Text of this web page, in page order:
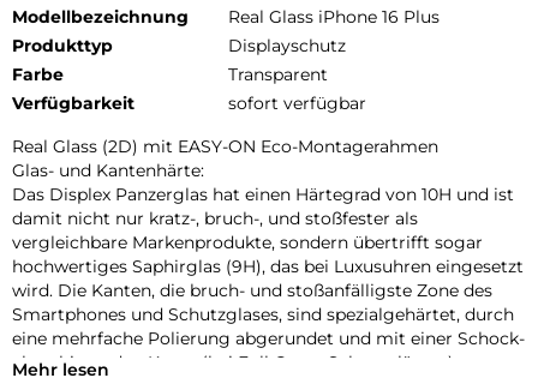
Modellbezeichnung
Real Glass iPhone 16 Plus
Produkttyp
Displayschutz
Farbe
Transparent
Verfügbarkeit
sofort verfügbar
Real Glass (2D) mit EASY-ON Eco-Montagerahmen
Glas- und Kantenhärte:
Das Displex Panzerglas hat einen Härtegrad von 10H und ist
damit nicht nur kratz-, bruch-, und stoßfester als
vergleichbare Markenprodukte, sondern übertrifft sogar
hochwertiges Saphirglas (9H), das bei Luxusuhren eingesetzt
wird. Die Kanten, die bruch- und stoßanfälligste Zone des
Smartphones und Schutzglases, sind spezialgehärtet, durch
eine mehrfache Polierung abgerundet und mit einer Schock-
absorbierenden Kante (bei Full Cover Schutzgläsern)
Mehr lesen